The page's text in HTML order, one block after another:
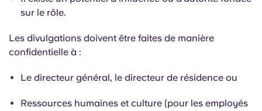
sur le rôle.
Les divulgations doivent être faites de manière
confidentielle à :
Le directeur général, le directeur de résidence ou
Ressources humaines et culture (pour les employés